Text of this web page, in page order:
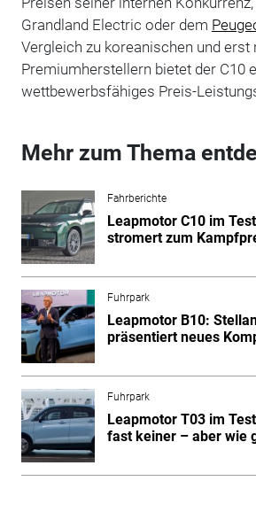
Grandland Electric oder dem
Vergleich zu koreanischen und erst
Premiumherstellern bietet der C10
wettbewerbsfähiges Preis-
Mehr zum Thema
Fahrberichte
Leapmotor C10 im
stromert zum
Fuhrpark
Leapmotor B10:
präsentiert neues
Fuhrpark
Leapmotor T03 im
fast keiner – aber wie